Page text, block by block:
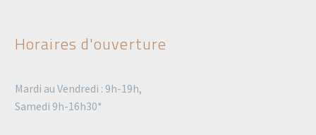
Horaires d'ouverture
Mardi au Vendredi : 9h-19h,
Samedi 9h-16h30*